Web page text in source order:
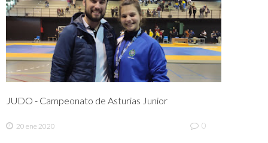
JUDO - Campeonato de Asturias Junior
20 ene 2020 0